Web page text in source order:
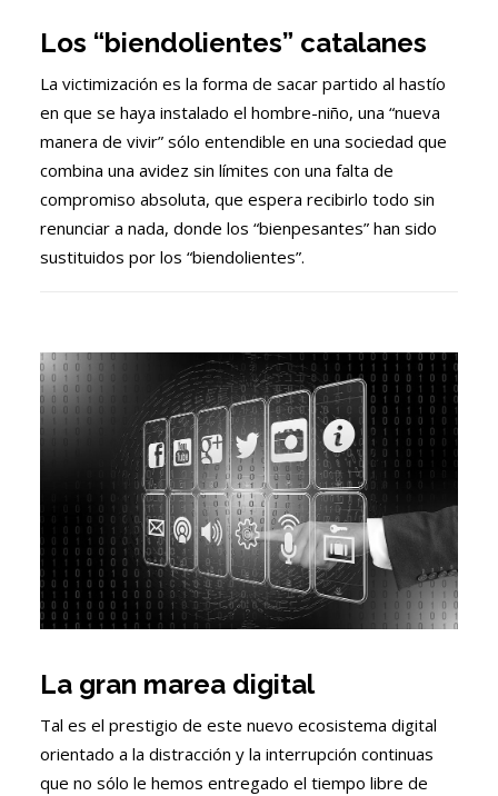
Los “biendolientes” catalanes
La victimización es la forma de sacar partido al hastío
en que se haya instalado el hombre-niño, una “nueva
manera de vivir” sólo entendible en una sociedad que
combina una avidez sin límites con una falta de
compromiso absoluta, que espera recibirlo todo sin
renunciar a nada, donde los “bienpesantes” han sido
sustituidos por los “biendolientes”.
La gran marea digital
Tal es el prestigio de este nuevo ecosistema digital
orientado a la distracción y la interrupción continuas
que no sólo le hemos entregado el tiempo libre de